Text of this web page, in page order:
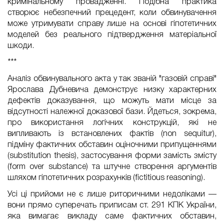
кримінальному провадженні. Подібна практика
створює небезпечний прецедент, коли обвинувачення
може утримувати справу лише на основі гіпотетичних
моделей без реального підтвердження матеріальної
шкоди.
***
Аналіз обвинувального акта у так званій "газовій справі"
Ярослава Дубневича демонструє низку характерних
дефектів доказування, що можуть мати місце за
відсутності належної доказової бази. Йдеться, зокрема,
про використання логічних конструкцій, які не
випливають із встановлених фактів (non sequitur),
підміну фактичних обставин оціночними припущеннями
(substitution thesis), застосування форми замість змісту
(form over substance) та штучне створення аргументів
шляхом гіпотетичних розрахунків (fictitious reasoning).
Усі ці прийоми не є лише риторичними недоліками —
вони прямо суперечать приписам ст. 291 КПК України,
яка вимагає викладу саме фактичних обставин,